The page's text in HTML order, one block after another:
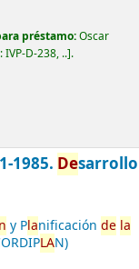
préstamo:Oscar
IVP-D-238, .. .
1985. Desarrollo
y Planificación de la
LAN)